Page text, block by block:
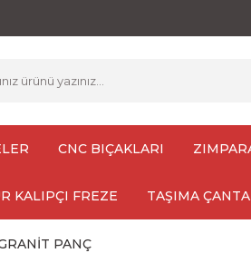
CNC BIÇAKLARI
KALIPÇI FREZE TAŞIMA
PANÇ